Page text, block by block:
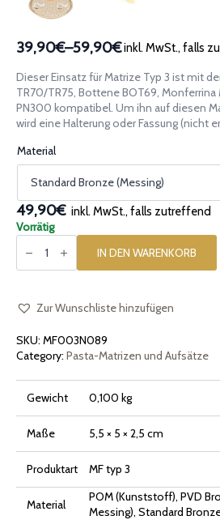
39,90€–59,90€
Preisspanne:
39,90€
bis
59,90€
inkl. MwSt., falls
Dieser Einsatz für Matrize Typ 3 ist mit
TR70/TR75, Bottene BOT69, Monferrina
PN300 kompatibel. Um ihn auf diesen
wird eine Halterung oder Fassung (nicht
Material
49,90€ inkl. MwSt., falls zutreffend
Vorrätig
Pasta-
Einsatz
3]
Menge
IN DEN WARENKORB
Zur Wunschliste hinzufügen
SKU: MF003N089
Category: Pasta-Matrizen und Aufsätze
Gewicht 0,100 kg
Maße 5,5 × 5 × 2,5 cm
Produktart MF typ 3
Material
POM (Kunststoff), PVD
Messing), Standard